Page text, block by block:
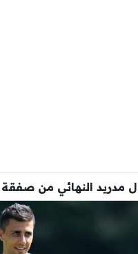
مدريد النهائي من